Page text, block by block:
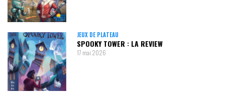
JEUX DE PLATEAU
SPOOKY TOWER : LA REVIEW
17 mai 2026